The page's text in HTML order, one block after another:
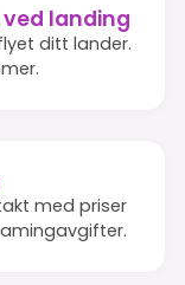
landing
ditt lander.
med priser